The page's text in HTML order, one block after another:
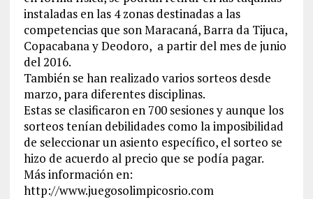
instaladas en las 4 zonas destinadas a las
competencias que son Maracaná, Barra da Tijuca,
Copacabana y Deodoro, a partir del mes de junio
del 2016.
También se han realizado varios sorteos desde
marzo, para diferentes disciplinas.
Estas se clasificaron en 700 sesiones y aunque los
sorteos tenían debilidades como la imposibilidad
de seleccionar un asiento específico, el sorteo se
hizo de acuerdo al precio que se podía pagar.
Más información en:
http://www.juegosolimpicosrio.com